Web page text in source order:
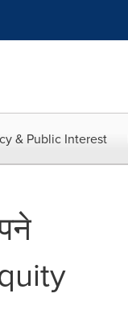
& Public Interest